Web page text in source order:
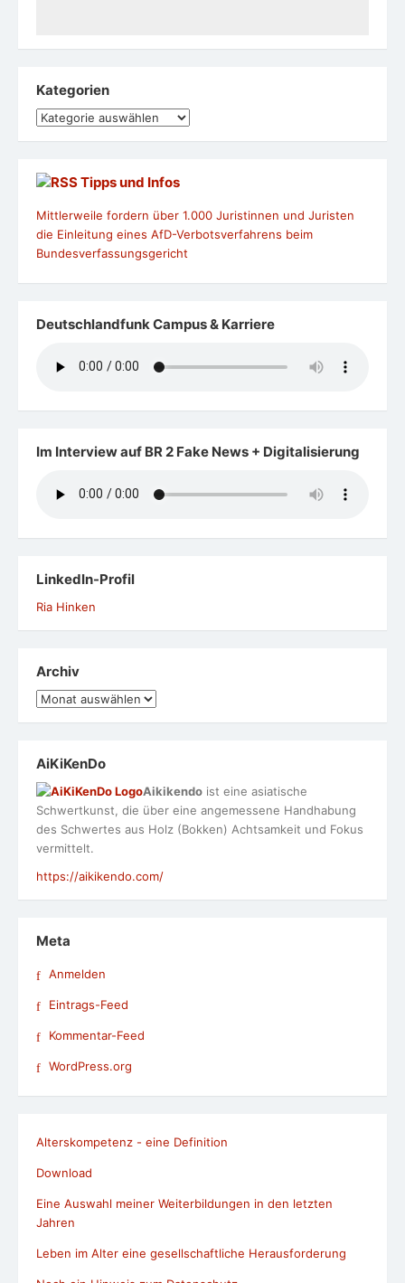
Kategorien
Kategorien
Tipps und Infos
Mittlerweile fordern über 1.000 Juristinnen und Juristen
die Einleitung eines AfD-Verbotsverfahrens beim
Bundesverfassungsgericht
Deutschlandfunk Campus & Karriere
Im Interview auf BR 2 Fake News + Digitalisierung
LinkedIn-Profil
Ria Hinken
Archiv
Archiv
AiKiKenDo
Aikikendo ist eine asiatische
Schwertkunst, die über eine angemessene Handhabung
des Schwertes aus Holz (Bokken) Achtsamkeit und Fokus
vermittelt.
https://aikikendo.com/
Meta
Anmelden
Eintrags-Feed
Kommentar-Feed
WordPress.org
Alterskompetenz - eine Definition
Download
Eine Auswahl meiner Weiterbildungen in den letzten
Jahren
Leben im Alter eine gesellschaftliche Herausforderung